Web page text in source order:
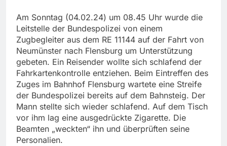
Am Sonntag (04.02.24) um 08.45 Uhr wurde die
Leitstelle der Bundespolizei von einem
Zugbegleiter aus dem RE 11144 auf der Fahrt von
Neumünster nach Flensburg um Unterstützung
gebeten. Ein Reisender wollte sich schlafend der
Fahrkartenkontrolle entziehen. Beim Eintreffen des
Zuges im Bahnhof Flensburg wartete eine Streife
der Bundespolizei bereits auf dem Bahnsteig. Der
Mann stellte sich wieder schlafend. Auf dem Tisch
vor ihm lag eine ausgedrückte Zigarette. Die
Beamten „weckten“ ihn und überprüften seine
Personalien.